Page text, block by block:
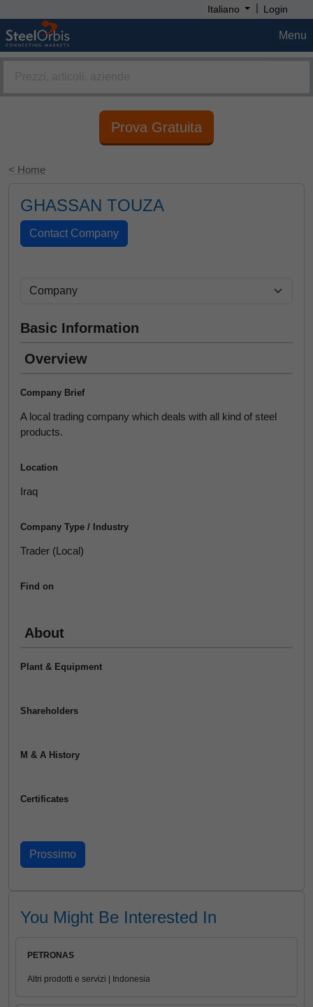
Italiano | Login
Menu
Prova Gratuita
< Home
GHASSAN TOUZA
Basic Information
Overview
Company Brief
A local trading company which deals with all kind of steel
products.
Location
Iraq
Company Type / Industry
Trader (Local)
Find on
About
Plant & Equipment
Shareholders
M & A History
Certificates
You Might Be Interested In
PETRONAS
Altri prodotti e servizi | Indonesia